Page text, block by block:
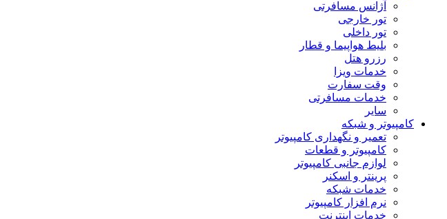
آژانس مسافرتی
تور خارجی
تور داخلی
بلیط هواپیما و قطار
رزرو هتل
خدمات ویزا
وقت سفارت
خدمات مسافرتی
سایر
کامپیوتر و شبکه
تعمیر و نگهداری کامپیوتر
کامپیوتر و قطعات
لوازم جانبی کامپیوتر
پرینتر و اسکنر
خدمات شبکه
نرم افزار کامپیوتر
خدمات اینترنت